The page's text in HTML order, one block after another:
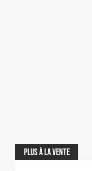
PLUSÀ LA VENTE